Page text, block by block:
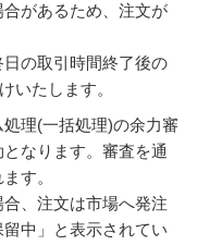
があるため、注文が
の取引時間終了後の
いたします。
理(一括処理)の余力審
なります。審査を通
す。
、注文は市場へ発注
中」と表示されてい